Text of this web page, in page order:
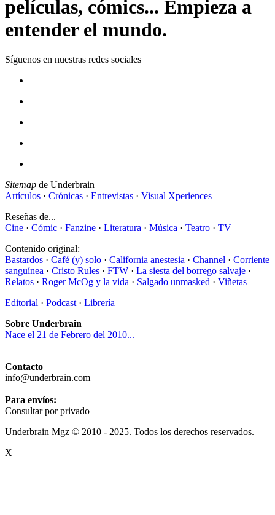
películas, cómics... Empieza a
entender el mundo.
Síguenos en nuestras redes sociales
Sitemap de Underbrain
Artículos · Crónicas · Entrevistas · Visual Xperiences
Reseñas de...
Cine · Cómic · Fanzine · Literatura · Música · Teatro · TV
Contenido original:
Bastardos · Café (y) solo · California anestesia · Channel · Corriente
sanguínea · Cristo Rules · FTW · La siesta del borrego salvaje ·
Relatos · Roger McOg y la vida · Salgado unmasked · Viñetas
Editorial · Podcast · Librería
Sobre Underbrain
Nace el 21 de Febrero del 2010...
Contacto
info@underbrain.com
Para envíos:
Consultar por privado
Underbrain Mgz © 2010 - 2025. Todos los derechos reservados.
X